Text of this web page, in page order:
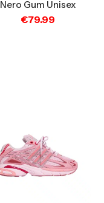
Nero Gum Unisex
€79.99